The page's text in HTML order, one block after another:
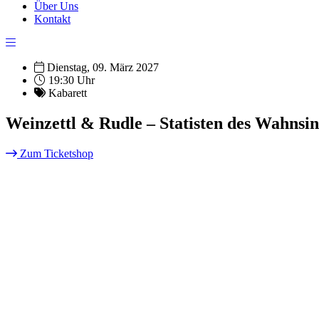
Über Uns
Kontakt
Dienstag, 09. März 2027
19:30 Uhr
Kabarett
Weinzettl & Rudle – Statisten des
Zum Ticketshop